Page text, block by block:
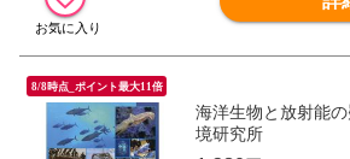
8/8時点_ポイント最大11倍
海洋生物と放射能
境研究所